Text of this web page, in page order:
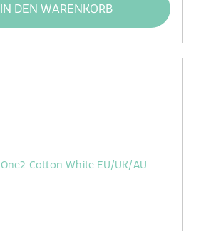
IN DEN WARENKORB